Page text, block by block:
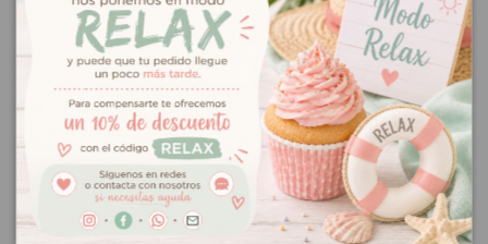
Contiene: 65 gr.
Ingredientes: azúcar, dextrosa, jarabe de glucosa, harina de arroz,
sémola (trigo), aceite vegetal (semillas de nabina, coco), aceite
hidrogenado (semillas de nabina), almidón (maíz, arroz, trigo),
espesante: E413, E414, aroma, agente de recubrimiento: E903, E904,
sal, salvado (maíz), vanilina, jarabe de azúcar invertido, emulgente:
E322 (girasol).
Puede contener trazas de: cacahuetes, soja, leche, frutos de
cáscara.
Otros productos